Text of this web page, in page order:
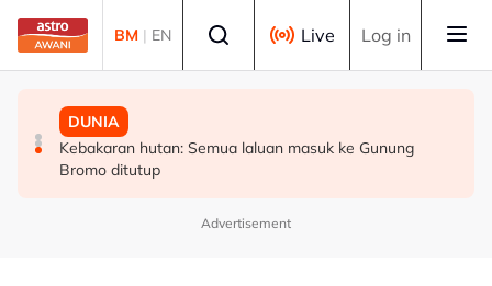
Skip to main content
BM | EN Live Log in
POLITIK
AMK desak siasatan menyeluruh dapatan RCI Tabung
Haji, fokus tiga isu kritikal
POLITIK
PRN: PH Melaka terbuka kerjasama politik, optimis
tambah kerusi DUN – Adly
DUNIA
Kebakaran hutan: Semua laluan masuk ke Gunung
Bromo ditutup
Advertisement